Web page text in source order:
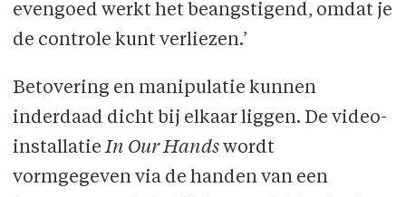
evengoed werkt het beangstigend, omdat je
de controle kunt verliezen.’
Betovering en manipulatie kunnen
inderdaad dicht bij elkaar liggen. De video-
installatieIn Our Handswordt
vormgegeven via de handen van een